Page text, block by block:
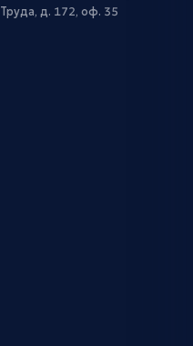
Труда, д. 172, оф. 35